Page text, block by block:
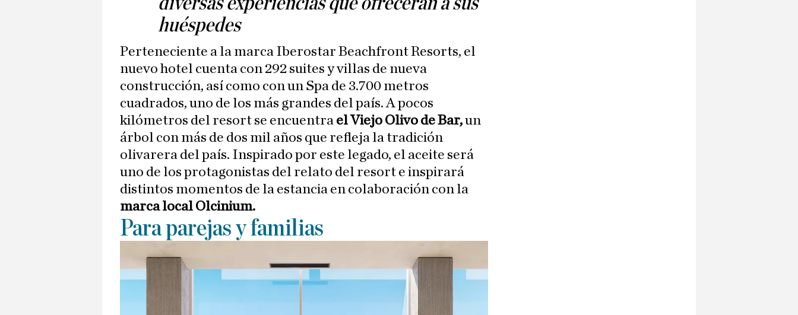
huéspedes
Perteneciente a la marca Iberostar Beachfront Resorts, el
nuevo hotel cuenta con 292 suites y villas de nueva
construcción, así como con un Spa de 3.700 metros
cuadrados, uno de los más grandes del país. A pocos
kilómetros del resort se encuentra el Viejo Olivo de Bar,un
árbol con más de dos mil años que refleja la tradición
olivarera del país. Inspirado por este legado, el aceite será
uno de los protagonistas del relato del resort e inspirará
distintos momentos de la estancia en colaboración con la
marca local Olcinium.
Para parejas y familias